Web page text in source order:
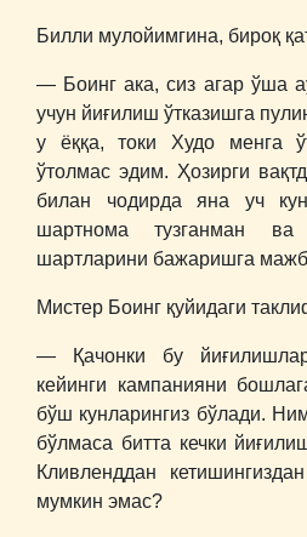
Билли мулойимгина, бироқ
― Боинг ака, сиз агар ўша
учун йиғилиш ўтказишга
у ёққа, токи Худо менга
ўтолмас эдим. Ҳозирги
билан чодирда яна уч
шартнома тузганман
шартларини бажаришга
Мистер Боинг қуйидаги
― Қачонки бу
кейинги кампанияни
бўш кунларингиз бўлади.
бўлмаса битта кечки
Кливленддан
мумкин эмас?